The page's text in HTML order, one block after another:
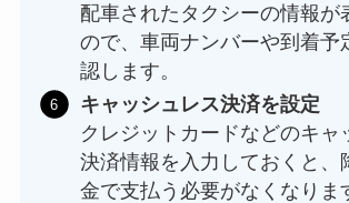
配車されたタクシーの情報が
ので、車両ナンバーや到着予
認します。
キャッシュレス決済を設定
クレジットカードなどのキャ
決済情報を入力しておくと、
金で支払う必要がなくなりま